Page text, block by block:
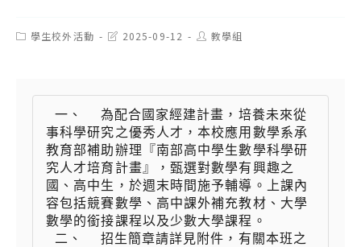
Post學生校外活動
Post2025-09-12
Post教學組
一、  為配合國家經建計畫，培養未來從
事科學研究之優秀人才，本校應用數學系承
教育部補助辦理『南部高中學生數學科學研
究人才培育計畫』，甄選對數學有興趣之
國、高中生，於週末時間施予輔導。上課內
容包括競賽數學、高中課外補充教材、大學
數學的銜接課程以及少數大學課程。